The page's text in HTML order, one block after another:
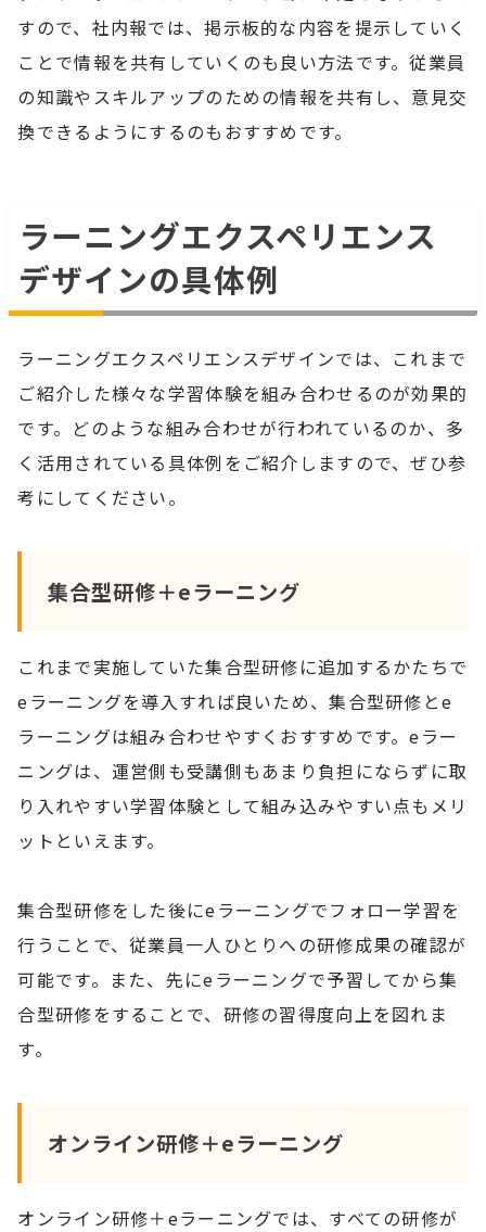
すので、社内報では、掲示板的な内容を提示していく
ことで情報を共有していくのも良い方法です。従業員
の知識やスキルアップのための情報を共有し、意見交
換できるようにするのもおすすめです。
ラーニングエクスペリエンス
デザインの具体例
ラーニングエクスペリエンスデザインでは、これまで
ご紹介した様々な学習体験を組み合わせるのが効果的
です。どのような組み合わせが行われているのか、多
く活用されている具体例をご紹介しますので、ぜひ参
考にしてください。
集合型研修＋eラーニング
これまで実施していた集合型研修に追加するかたちで
eラーニングを導入すれば良いため、集合型研修とe
ラーニングは組み合わせやすくおすすめです。eラー
ニングは、運営側も受講側もあまり負担にならずに取
り入れやすい学習体験として組み込みやすい点もメリ
ットといえます。
集合型研修をした後にeラーニングでフォロー学習を
行うことで、従業員一人ひとりへの研修成果の確認が
可能です。また、先にeラーニングで予習してから集
合型研修をすることで、研修の習得度向上を図れま
す。
オンライン研修＋eラーニング
オンライン研修＋eラーニングでは、すべての研修が